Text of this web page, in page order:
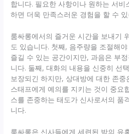
합니다. 필요한 사항이나 원하는 서
하면 더욱 만족스러운 경험을 할 수
룸싸롱에서의 즐거운 시간을 보내기
도 있습니다. 첫째, 음주량을 조절해
즐길 수 있는 공간이지만, 과음은 부
니다. 둘째, 대화의 내용을 신중히 선
보장되긴 하지만, 상대방에 대한 존
스태프에게 예의를 지키는 것이 중요
스를 존중하는 태도가 신사로서의 품
니다.
룸싸롱은 신사들에게 세련된 밤의 유